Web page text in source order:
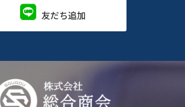
友だち追加